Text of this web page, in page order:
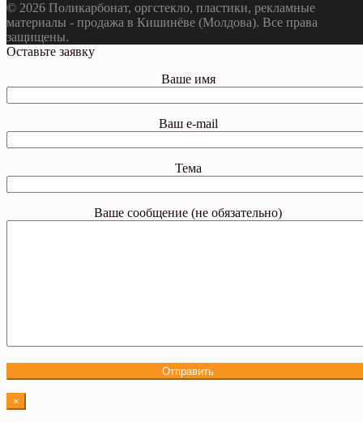
© 2026 Поликарбонат, оргстекло, пластики, рекламные
материалы - продажа в Кишинёве (Молдова). Все права
защищены.
Оставьте заявку
Ваше имя
Ваш e-mail
Тема
Ваше сообщение (не обязательно)
×